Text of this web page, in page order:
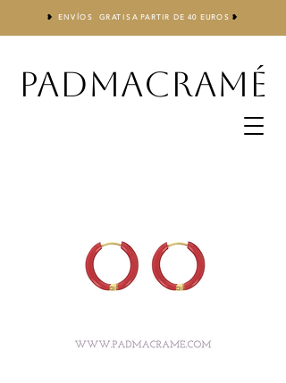
❥ ENVÍOS GRATIS A PARTIR DE 40 EUROS ❥
PADMACRAMÉ